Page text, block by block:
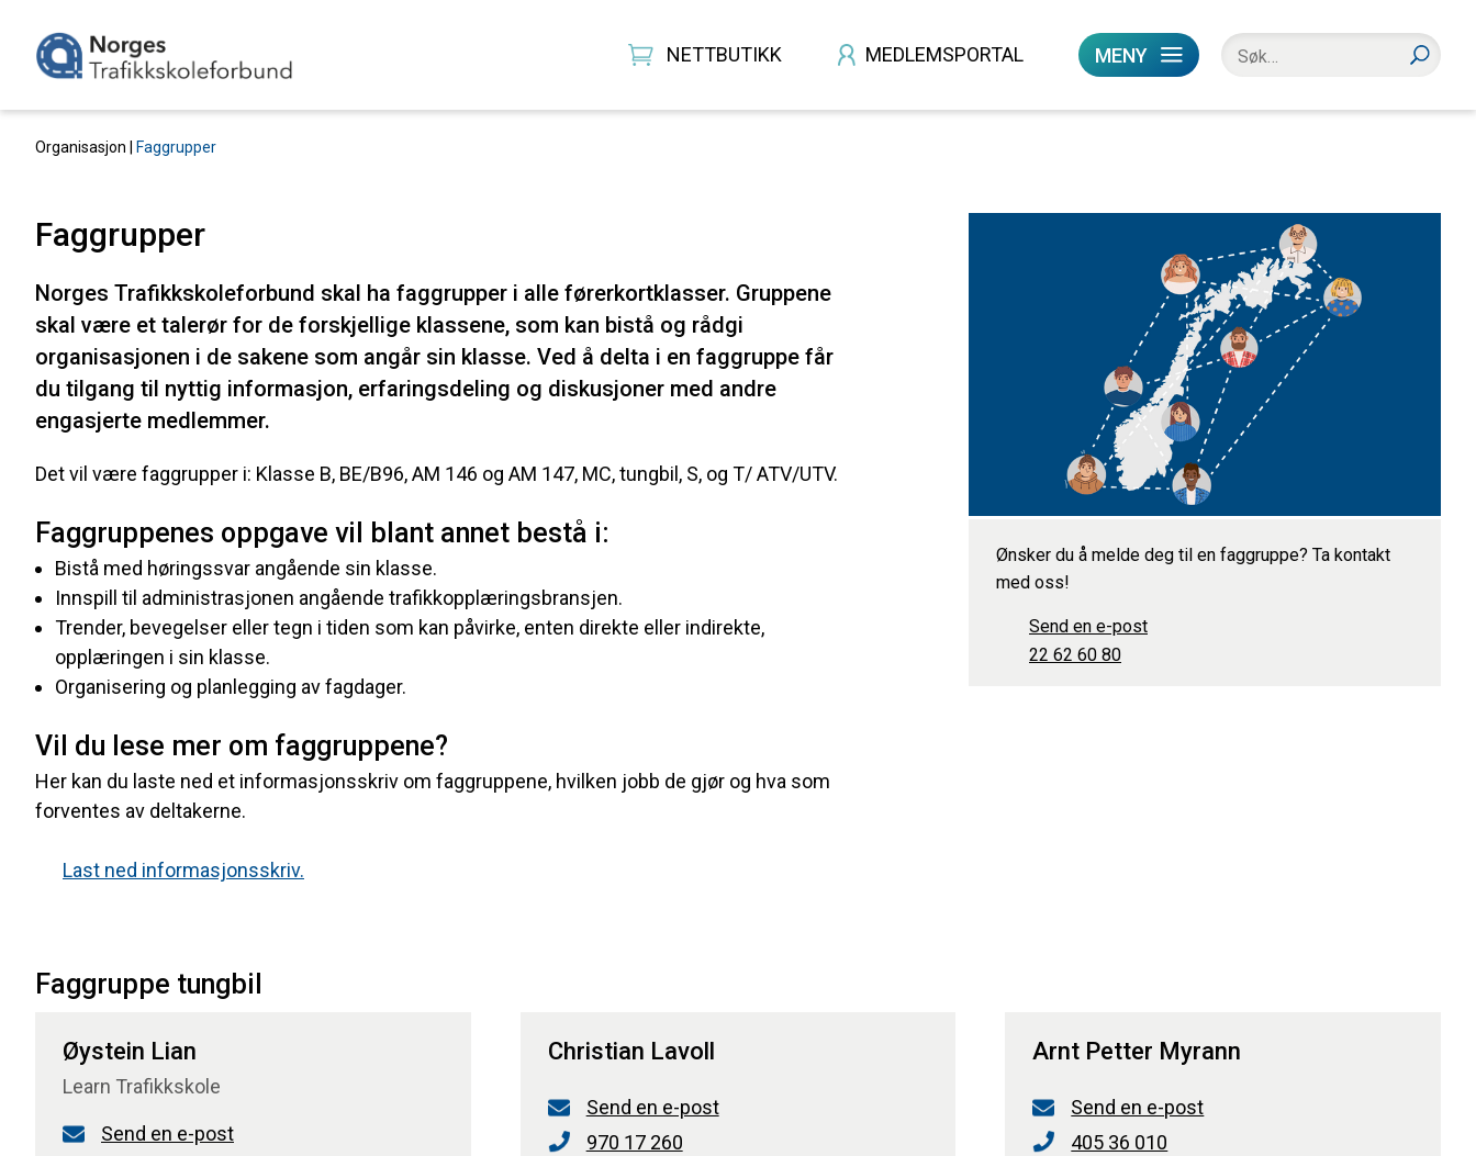
MENY
NETTBUTIKK MEDLEMSPORTAL
Organisasjon | Faggrupper
Faggrupper
Norges Trafikkskoleforbund skal ha faggrupper i alle førerkortklasser. Gruppene
skal være et talerør for de forskjellige klassene, som kan bistå og rådgi
organisasjonen i de sakene som angår sin klasse. Ved å delta i en faggruppe får
du tilgang til nyttig informasjon, erfaringsdeling og diskusjoner med andre
engasjerte medlemmer.
Det vil være faggrupper i: Klasse B, BE/B96, AM 146 og AM 147, MC, tungbil, S, og T/ ATV/UTV.
Faggruppenes oppgave vil blant annet bestå i:
Bistå med høringssvar angående sin klasse.
Innspill til administrasjonen angående trafikkopplæringsbransjen.
Trender, bevegelser eller tegn i tiden som kan påvirke, enten direkte eller indirekte,
opplæringen i sin klasse.
Organisering og planlegging av fagdager.
Vil du lese mer om faggruppene?
Her kan du laste ned et informasjonsskriv om faggruppene, hvilken jobb de gjør og hva som
forventes av deltakerne.
Last ned informasjonsskriv.
Ønsker du å melde deg til en faggruppe? Ta kontakt
med oss!
Send en e-post
22 62 60 80
Faggruppe tungbil
Øystein Lian
Learn Trafikkskole
Send en e-post
Christian Lavoll
Send en e-post
970 17 260
Arnt Petter Myrann
Send en e-post
405 36 010